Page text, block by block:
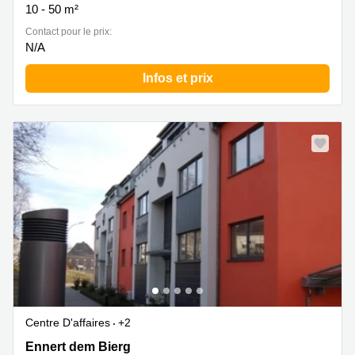
10 - 50 m²
Contact pour le prix:
N/A
Infos et prix
Centre D'affaires
+2
2b Ennert dem Bierg, Sandweiler
Ennert dem Bierg